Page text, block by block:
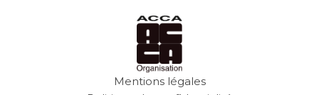
Mentions légales